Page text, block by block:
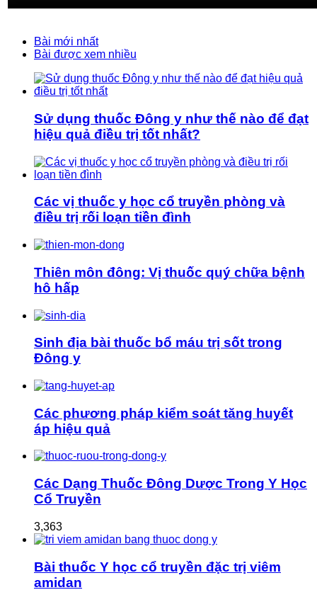
Bài mới nhất
Bài được xem nhiều
Sử dụng thuốc Đông y như thế nào để đạt
hiệu quả điều trị tốt nhất?
Các vị thuốc y học cổ truyền phòng và
điều trị rối loạn tiền đình
Thiên môn đông: Vị thuốc quý chữa bệnh
hô hấp
Sinh địa bài thuốc bổ máu trị sốt trong
Đông y
Các phương pháp kiểm soát tăng huyết
áp hiệu quả
Các Dạng Thuốc Đông Dược Trong Y Học
Cổ Truyền
3,363
Bài thuốc Y học cổ truyền đặc trị viêm
amidan